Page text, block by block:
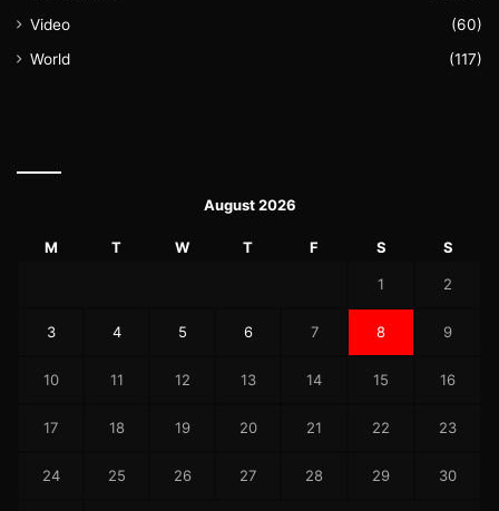
Video
(60)
World
(117)
August 2026
M T W T F S S
1 2
3 4 5 6 7 8 9
10 11 12 13 14 15 16
17 18 19 20 21 22 23
24 25 26 27 28 29 30